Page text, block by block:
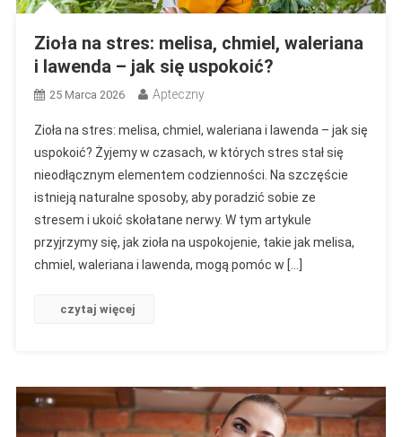
Zioła na stres: melisa, chmiel, waleriana
i lawenda – jak się uspokoić?
25 Marca 2026 Apteczny
Zioła na stres: melisa, chmiel, waleriana i lawenda – jak się
uspokoić? Żyjemy w czasach, w których stres stał się
nieodłącznym elementem codzienności. Na szczęście
istnieją naturalne sposoby, aby poradzić sobie ze
stresem i ukoić skołatane nerwy. W tym artykule
przyjrzymy się, jak zioła na uspokojenie, takie jak melisa,
chmiel, waleriana i lawenda, mogą pomóc w […]
czytaj więcej